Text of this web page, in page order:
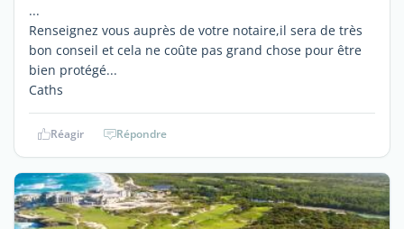
...
Renseignez vous auprès de votre notaire,il sera de très
bon conseil et cela ne coûte pas grand chose pour être
bien protégé...
Caths
Réagir Répondre